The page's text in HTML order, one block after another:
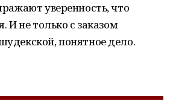
уверенность, что
И не только с заказом
понятное дело.